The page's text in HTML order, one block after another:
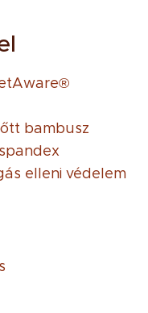
bambusz
elleni védelem